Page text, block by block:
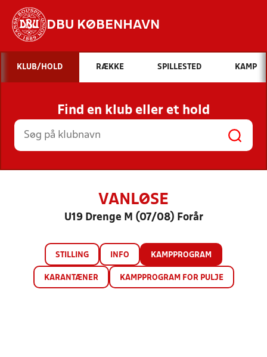
DBU KØBENHAVN
Hvad vil du søge efter?
INDHOLD OG NYHEDER
STILLINGER, RESULTATER, KLUBBER OG
HOLD
KLUB/HOLD RÆKKE SPILLESTED KAMP
Find en klub eller et hold
VANLØSE
U19 Drenge M (07/08) Forår
STILLING INFO KAMPPROGRAM
KARANTÆNER KAMPPROGRAM FOR PULJE